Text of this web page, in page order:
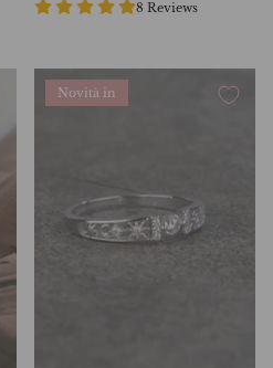
8 Reviews
Novità in